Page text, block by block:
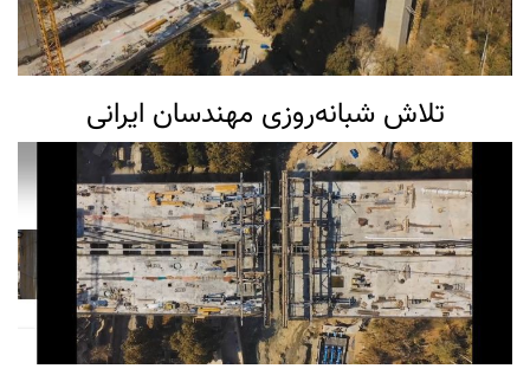
تلاش شبانه‌روزی مهندسان ایرانی